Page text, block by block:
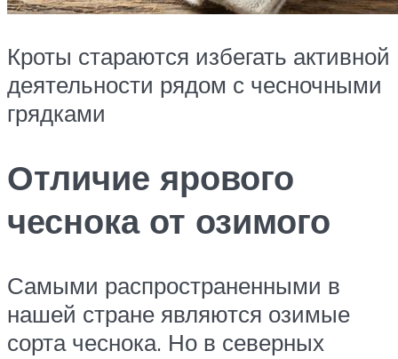
Кроты стараются избегать активной
деятельности рядом с чесночными
грядками
Отличие ярового
чеснока от озимого
Самыми распространенными в
нашей стране являются озимые
сорта чеснока. Но в северных